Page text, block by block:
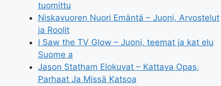
tuomittu
Niskavuoren Nuori Emäntä – Juoni, Arvostelut
ja Roolit
I Saw the TV Glow – Juoni, teemat ja kat elu
Suome a
Jason Statham Elokuvat – Kattava Opas,
Parhaat Ja Missä Katsoa